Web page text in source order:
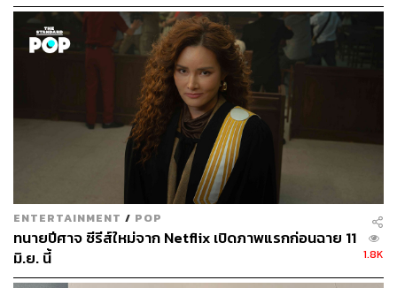
ENTERTAINMENT / POP
ทนายปีศาจ ซีรีส์ใหม่จาก Netflix เปิดภาพแรกก่อนฉาย 11
มิ.ย. นี้
1.8K